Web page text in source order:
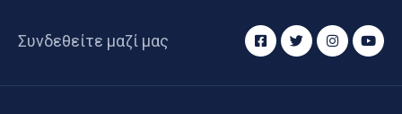
Συνδεθείτε μαζί μας